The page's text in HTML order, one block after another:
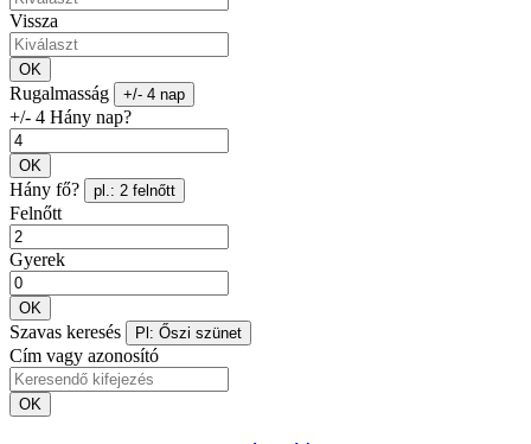
Vissza
OK
Rugalmasság +/- 4 nap
+/- 4 Hány nap?
OK
Hány fő? pl.: 2 felnőtt
Felnőtt
Gyerek
OK
Szavas keresés Pl: Őszi szünet
Cím vagy azonosító
OK